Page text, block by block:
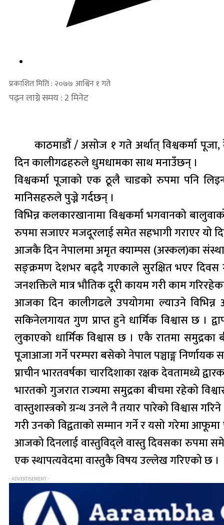
प्रकाशित मिति : २०७७ आश्विन १ गते
पढ्न लाग्ने समय : 2 मिनेट
काठमाडौँ / असोज १ गते अर्थात् विश्वकर्मा
दिन कालीगढहरुले धुमधामका साथ मनाउँछन् ।
विश्वकर्मा पूजाको एक ठूलै चाडको रुपमा पनि
मानिसहरुले पुज्ने गर्दछन् ।
विभिन्न कलकारखानामा विश्वकर्मा भगवानको
रुपमा सजाएर मजदूरलाई समेत सहभागी गराएर यो
आजकै दिन नेपालमा अमृत क्याम्पस (अस्कल)का
सङ्क्रमण देशभर बढ्दै गएकाले सुरक्षित भएर
जनशक्तिले मात्र भौतिक दूरी कायम गरी काम
आजका दिन कालीगढले उपयोगमा ल्याउने विभिन्न
सकिनेलगायत गुण प्राप्त हुने धार्मिक विश्वास छ ।
लुकाएको धार्मिक विश्वास छ । एकै रातमा समुद्रका
पूजाआजा गर्ने परम्परा बसेको नेपाल पञ्चाङ्ग निर्णायक
प्राचीन भारतवर्षका चारदिशाका रक्षक देवतामध्ये
भारतको गुजरात राज्यमा समुद्रका बीचमा रहेको
वास्तुशास्त्रको ग्रन्थ उनले नै तयार पारेको विश्वास
गरी उनको विद्वताको सम्मान गर्ने र यसो गरेमा
आजको दिनलाई वास्तुविद्ले वास्तु दिवसका रुपमा
एक स्थापत्यवेदमा वास्तुकै विषय उल्लेख गरिएको छ ।
- ADVERTISEMENT -